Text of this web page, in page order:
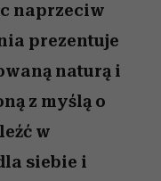
naprzeciw
prezentuje
naturą i
z myślą o
w
siebie i